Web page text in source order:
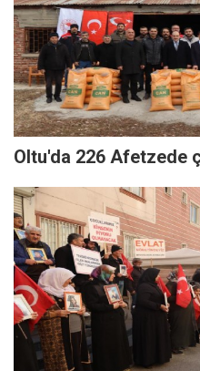
Oltu'da 226 Afetzede